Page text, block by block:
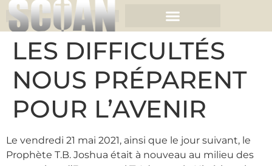
LES DIFFICULTÉS
NOUS PRÉPARENT
POUR L’AVENIR
Le vendredi 21 mai 2021, ainsi que le jour suivant, le
Prophète T.B. Joshua était à nouveau au milieu des